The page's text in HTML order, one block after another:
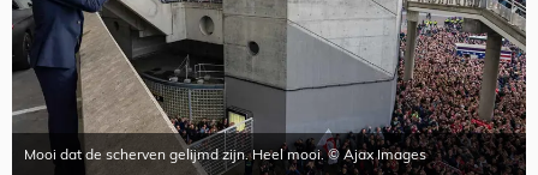
Mooi dat de scherven gelijmd zijn. Heel mooi. © Ajax Images